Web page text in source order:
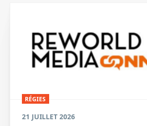
RÉGIES
21 JUILLET 2026